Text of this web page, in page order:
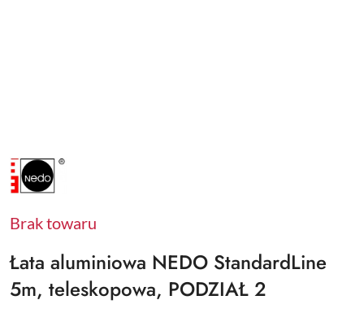
NAZWA
PRODUCENTA:
NEDO
Brak towaru
Łata aluminiowa NEDO StandardLine
5m, teleskopowa, PODZIAŁ 2